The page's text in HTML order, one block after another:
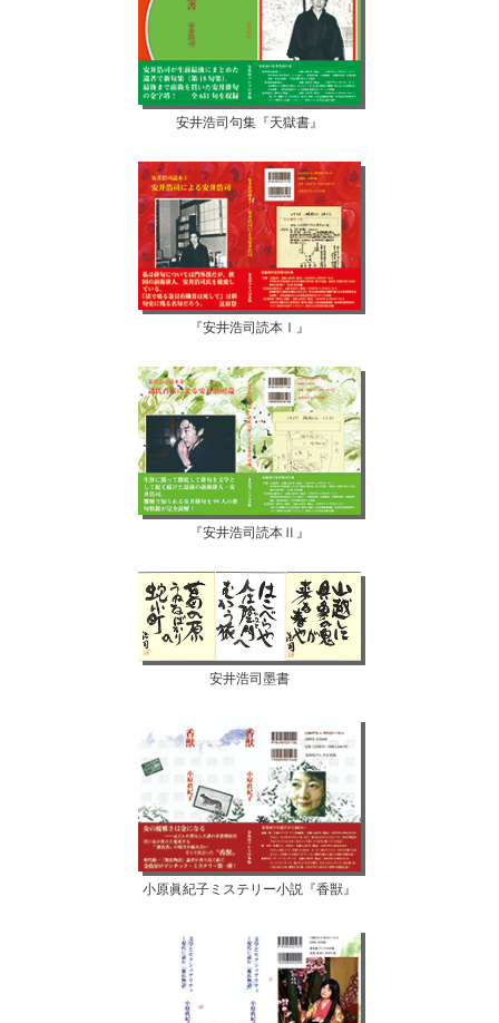
安井浩司句集『天獄書』
『安井浩司読本Ⅰ』
『安井浩司読本Ⅱ』
安井浩司墨書
小原眞紀子ミステリー小説『香獣』